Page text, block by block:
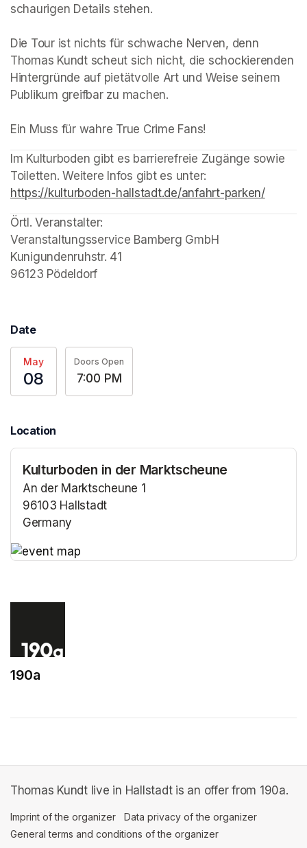
schaurigen Details stehen.
Die Tour ist nichts für schwache Nerven, denn
Thomas Kundt scheut sich nicht, die schockierenden
Hintergründe auf pietätvolle Art und Weise seinem
Publikum greifbar zu machen.
Ein Muss für wahre True Crime Fans!
(opens in a new tab)
Im Kulturboden gibt es barrierefreie Zugänge sowie
https://kulturboden-hallstadt.de/anfahrt-parken/(opens
Örtl. Veranstalter:
Veranstaltungsservice Bamberg GmbH
Kunigundenruhstr. 41
96123 Pödeldorf
Date
May
08
Doors Open
7:00 PM
Location
Kulturboden in der Marktscheune
An der Marktscheune 1
96103 Hallstadt
Germany
190a
Thomas Kundt live in Hallstadt is an offer from 190a.
Imprint of the organizer (opens in a new tab)
Data privacy of the organizer
General terms and conditions of the organizer